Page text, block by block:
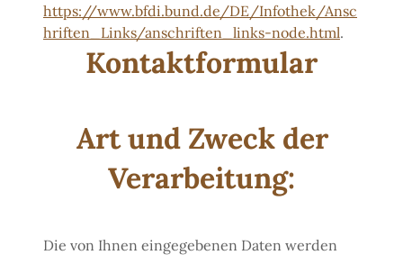
https://www.bfdi.bund.de/DE/Infothek/Ansc
hriften_Links/anschriften_links-node.html.
Kontaktformular
Art und Zweck der
Verarbeitung:
Die von Ihnen eingegebenen Daten werden